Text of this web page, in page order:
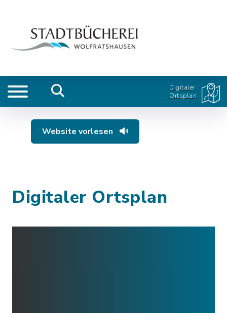
Digitaler
Ortsplan
Website vorlesen
Digitaler Ortsplan